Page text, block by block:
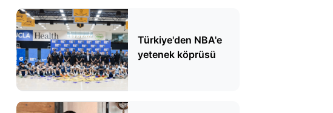
Türkiye'den NBA'e
yetenek köprüsü